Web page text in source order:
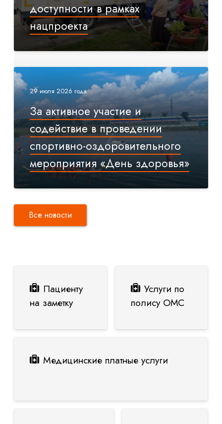
доступности в рамках
нацпроекта
29 июля 2026 года
За активное участие и
содействие в проведении
спортивно-оздоровительного
мероприятия «День здоровья»
Все новости
Пациенту
на заметку
Услуги по
полису ОМС
Медицинские платные услуги